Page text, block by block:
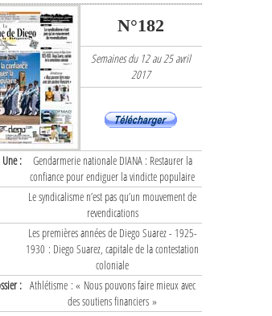
N°182
Semaines du 12 au 25 avril
2017
Une :
Gendarmerie nationale DIANA : Restaurer la
confiance pour endiguer la vindicte populaire
Le syndicalisme n’est pas qu’un mouvement de
revendications
Les premières années de Diego Suarez - 1925-
1930 : Diego Suarez, capitale de la contestation
coloniale
: Athlétisme : « Nous pouvons faire mieux avec
des soutiens financiers »